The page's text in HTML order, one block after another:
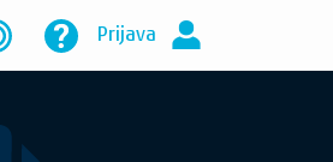
Prijava